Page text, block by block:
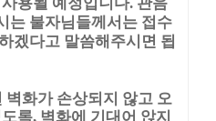
는 불자님들께서는 접수
겠다고 말씀해주시면 됩
화가 손상되지 않고 오
록, 벽화에 기대어 앉지